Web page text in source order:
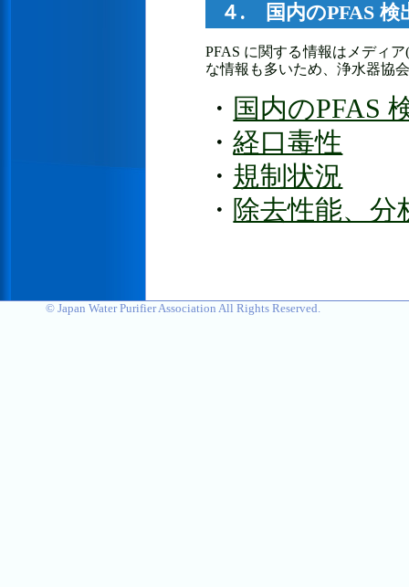
４. 国内のPFAS 検
PFAS に関する情報はメディ
な情報も多いため、浄水器協
・ 国内のPFAS
・経口毒性
・ 規制状況
・ 除去性能、分
© Japan Water Purifier Association All Rights Reserved.